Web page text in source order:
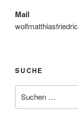
Mail
SUCHE
nach: